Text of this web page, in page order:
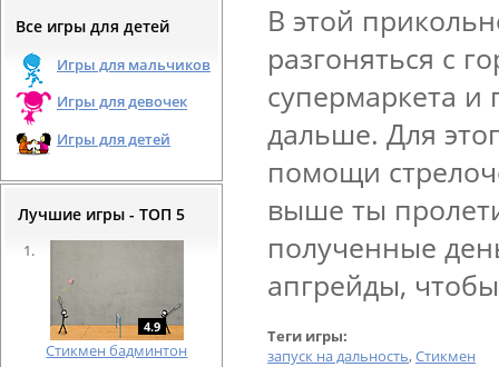
Все игры для детей
Игры для мальчиков
Игры для девочек
Игры для детей
Лучшие игры - ТОП 5
4.9
Cтикмен бадминтон
В этой
разгоняться с
супермаркета и
дальше. Для
помощи
выше ты
полученные
апгрейды,
Теги игры:
запуск на дальность,Стикмен